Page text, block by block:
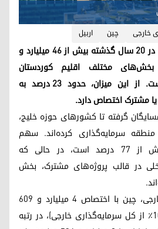
خارجی چین اربیل
بر اساس آمارهای رسمی، در ۲۰ سال گذشته بیش از ۴۶ میلیارد و
در بخش‌های مختلف اقلیم کوردستان
سرمایه‌گذاری شده است. از این میزان، حدود ۲۳ درصد به
مشترک اختصاص دارد.
گرفته تا کشورهای حوزه خلیج،
منطقه سرمایه‌گذاری کرده‌اند. سهم
سرمایه‌گذاری داخلی بیش از ۷۷ درصد است، در حالی که
در قالب پروژه‌های مشترک، بخش
در میان سرمایه‌گذاران خارجی، چین با اختصاص ۴ میلیارد و ۶۰۹
میلیون دلار (معادل ۱۰.۵۵٪ از کل سرمایه‌گذاری خارجی)، در رتبه